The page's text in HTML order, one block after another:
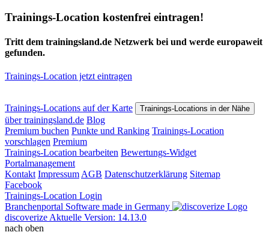
Trainings-Location kostenfrei eintragen!
Tritt dem trainingsland.de Netzwerk bei und werde europaweit
gefunden.
Trainings-Location jetzt eintragen
Trainings-Locations auf der Karte Trainings-Locations in der Nähe
über trainingsland.de Blog
Premium buchen Punkte und Ranking Trainings-Location
vorschlagen Premium
Trainings-Location bearbeiten Bewertungs-Widget
Portalmanagement
Kontakt Impressum AGB Datenschutzerklärung Sitemap
Facebook
Trainings-Location Login
Branchenportal Software made in Germany
discoverize Aktuelle Version: 14.13.0
nach oben